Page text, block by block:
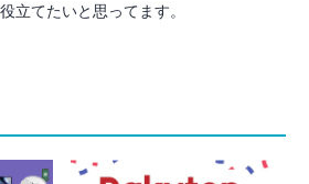
立てたいと思ってます。